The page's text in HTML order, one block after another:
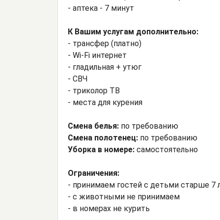
- аптека - 7 минут
К Вашим услугам дополнительно:
- трансфер (платно)
- Wi-Fi интернет
- гладильная + утюг
- СВЧ
- триколор ТВ
- места для курения
Смена белья: по требованию
Смена полотенец: по требованию
Уборка в номере: самостоятельно
Ограничения:
- принимаем гостей с детьми старше 7
- с животными не принимаем
- в номерах не курить